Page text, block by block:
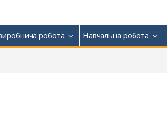
робота Навчальна робота